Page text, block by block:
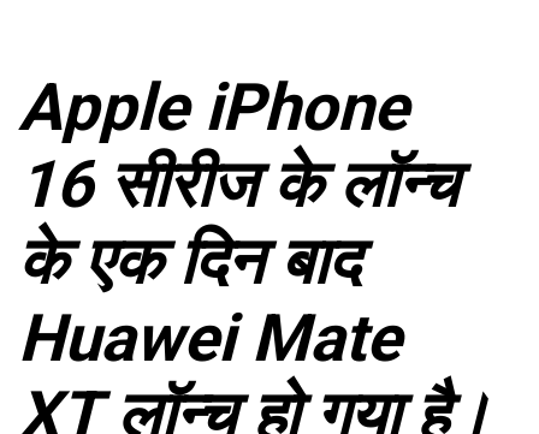
Apple iPhone
16 सीरीज के लॉन्च
के एक दिन बाद
Huawei Mate
XT लॉन्च हो गया है।